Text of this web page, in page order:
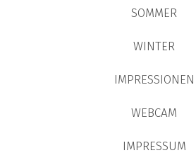
SOMMER
WINTER
IMPRESSIONEN
WEBCAM
IMPRESSUM